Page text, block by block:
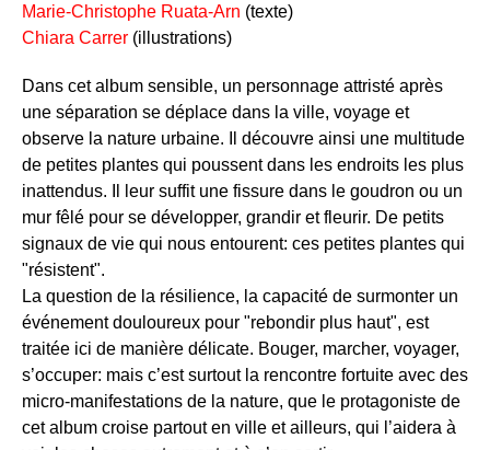
Marie-Christophe Ruata-Arn (texte)
Chiara Carrer (illustrations)
Dans cet album sensible, un personnage attristé après
une séparation se déplace dans la ville, voyage et
observe la nature urbaine. Il découvre ainsi une multitude
de petites plantes qui poussent dans les endroits les plus
inattendus. Il leur suffit une fissure dans le goudron ou un
mur fêlé pour se développer, grandir et fleurir. De petits
signaux de vie qui nous entourent: ces petites plantes qui
"résistent".
La question de la résilience, la capacité de surmonter un
événement douloureux pour "rebondir plus haut", est
traitée ici de manière délicate. Bouger, marcher, voyager,
s’occuper: mais c’est surtout la rencontre fortuite avec des
micro-manifestations de la nature, que le protagoniste de
cet album croise partout en ville et ailleurs, qui l’aidera à